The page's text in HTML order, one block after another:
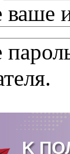
ваше